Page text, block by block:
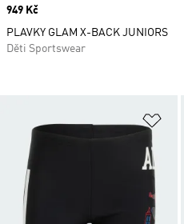
Price
949 Kč
PLAVKY GLAM X-BACK JUNIORS
Děti Sportswear